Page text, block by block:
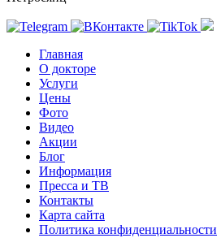
Главная
О докторе
Услуги
Цены
Фото
Видео
Акции
Блог
Информация
Пресса и ТВ
Контакты
Карта сайта
Политика конфиденциальности